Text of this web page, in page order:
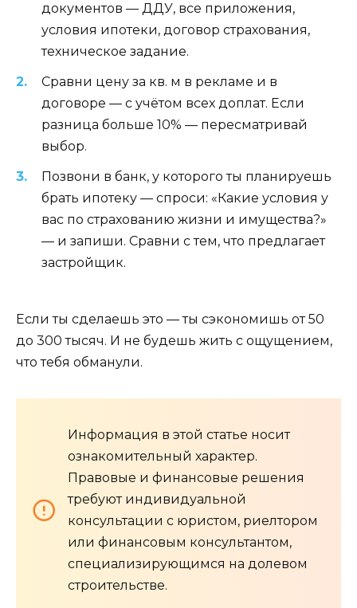
документов — ДДУ, все приложения,
условия ипотеки, договор страхования,
техническое задание.
Сравни цену за кв. м в рекламе и в
договоре — с учётом всех доплат. Если
разница больше 10% — пересматривай
выбор.
Позвони в банк, у которого ты планируешь
брать ипотеку — спроси: «Какие условия у
вас по страхованию жизни и имущества?»
— и запиши. Сравни с тем, что предлагает
застройщик.
Если ты сделаешь это — ты сэкономишь от 50
до 300 тысяч. И не будешь жить с ощущением,
что тебя обманули.
Информация в этой статье носит
ознакомительный характер.
Правовые и финансовые решения
требуют индивидуальной
консультации с юристом, риелтором
или финансовым консультантом,
специализирующимся на долевом
строительстве.